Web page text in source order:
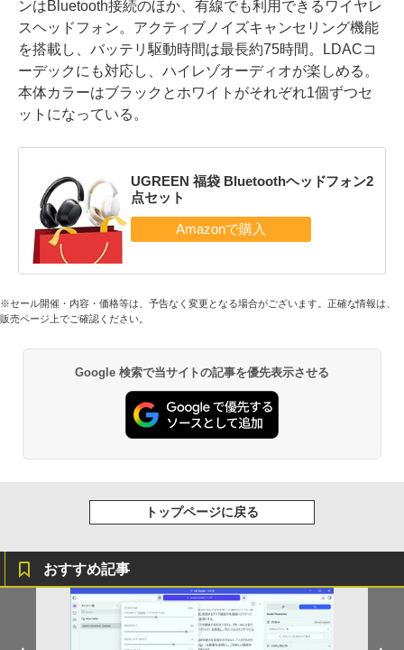
ンはBluetooth接続のほか、有線でも利用できるワイヤレ
スヘッドフォン。アクティブノイズキャンセリング機能
を搭載し、バッテリ駆動時間は最長約75時間。LDACコ
ーデックにも対応し、ハイレゾオーディオが楽しめる。
本体カラーはブラックとホワイトがそれぞれ1個ずつセ
ットになっている。
UGREEN 福袋 Bluetoothヘッドフォン2
点セット
※セール開催・内容・価格等は、予告なく変更となる場合がございます。正確な情報は、
販売ページ上でご確認ください。
Google 検索で当サイトの記事を優先表示させる
トップページに戻る
おすすめ記事